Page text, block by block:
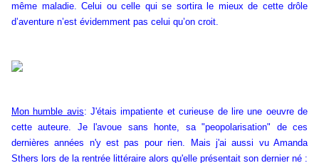
même maladie. Celui ou celle qui se sortira le mieux de cette drôle
d’aventure n’est évidemment pas celui qu’on croit.
Mon humble avis: J'étais impatiente et curieuse de lire une oeuvre de
cette auteure. Je l'avoue sans honte, sa "peopolarisation" de ces
dernières années n'y est pas pour rien. Mais j'ai aussi vu Amanda
Sthers lors de la rentrée littéraire alors qu'elle présentait son dernier né :